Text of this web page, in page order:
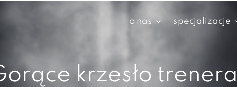
o nas specjalizacje
krzesło trenera